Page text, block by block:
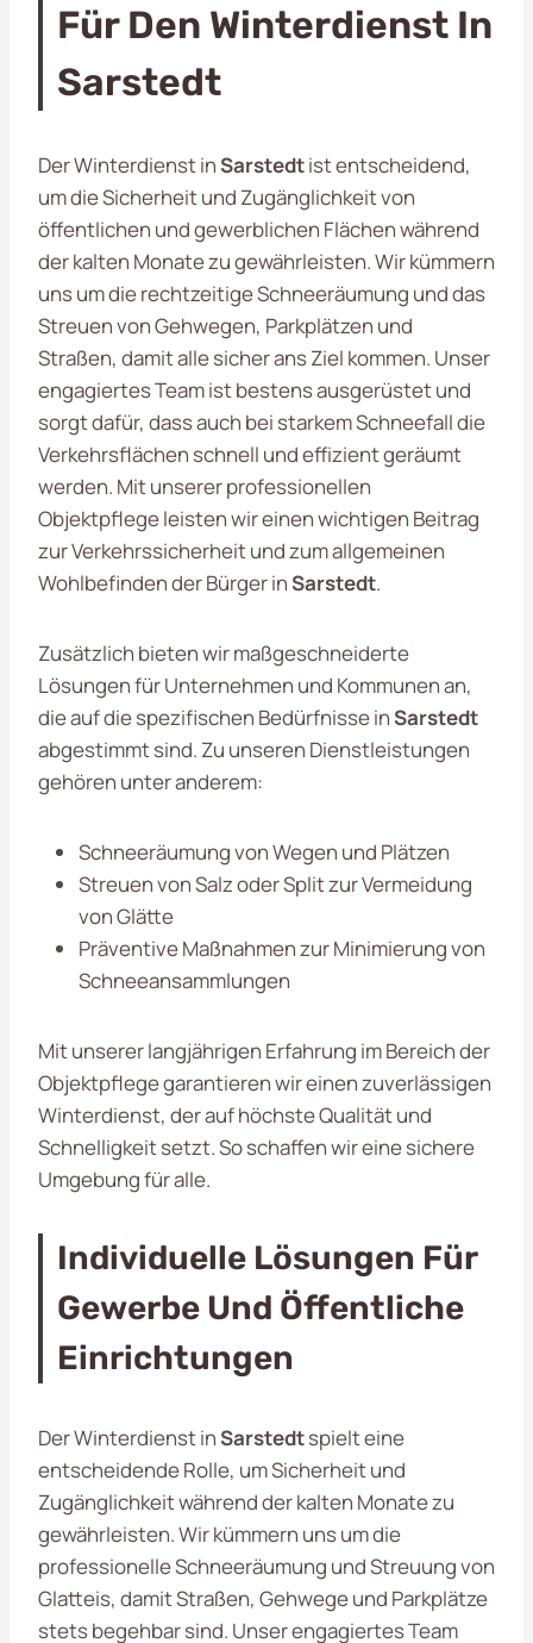
Für Den Winterdienst In
Sarstedt
Der Winterdienst inSarstedtist entscheidend,
um die Sicherheit und Zugänglichkeit von
öffentlichen und gewerblichen Flächen während
der kalten Monate zu gewährleisten. Wir kümmern
uns um die rechtzeitige Schneeräumung und das
Streuen von Gehwegen, Parkplätzen und
Straßen, damit alle sicher ans Ziel kommen. Unser
engagiertes Team ist bestens ausgerüstet und
sorgt dafür, dass auch bei starkem Schneefall die
Verkehrsflächen schnell und effizient geräumt
werden. Mit unserer professionellen
Objektpflege leisten wir einen wichtigen Beitrag
zur Verkehrssicherheit und zum allgemeinen
Wohlbefinden der Bürger inSarstedt.
Zusätzlich bieten wir maßgeschneiderte
Lösungen für Unternehmen und Kommunen an,
die auf die spezifischen Bedürfnisse inSarstedt
abgestimmt sind. Zu unseren Dienstleistungen
gehören unter anderem:
Schneeräumung von Wegen und Plätzen
Streuen von Salz oder Split zur Vermeidung
von Glätte
Präventive Maßnahmen zur Minimierung von
Schneeansammlungen
Mit unserer langjährigen Erfahrung im Bereich der
Objektpflege garantieren wir einen zuverlässigen
Winterdienst, der auf höchste Qualität und
Schnelligkeit setzt. So schaffen wir eine sichere
Umgebung für alle.
Individuelle Lösungen Für
Gewerbe Und Öffentliche
Einrichtungen
Der Winterdienst inSarstedtspielt eine
entscheidende Rolle, um Sicherheit und
Zugänglichkeit während der kalten Monate zu
gewährleisten. Wir kümmern uns um die
professionelle Schneeräumung und Streuung von
Glatteis, damit Straßen, Gehwege und Parkplätze
stets begehbar sind. Unser engagiertes Team